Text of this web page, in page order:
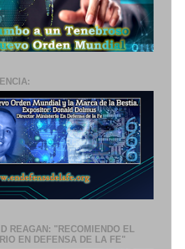
REAGAN: "RECOMIENDO EL
EN DEFENSA DE LA FE"